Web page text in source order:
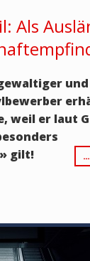
Als
und
weil er laut
»gilt!